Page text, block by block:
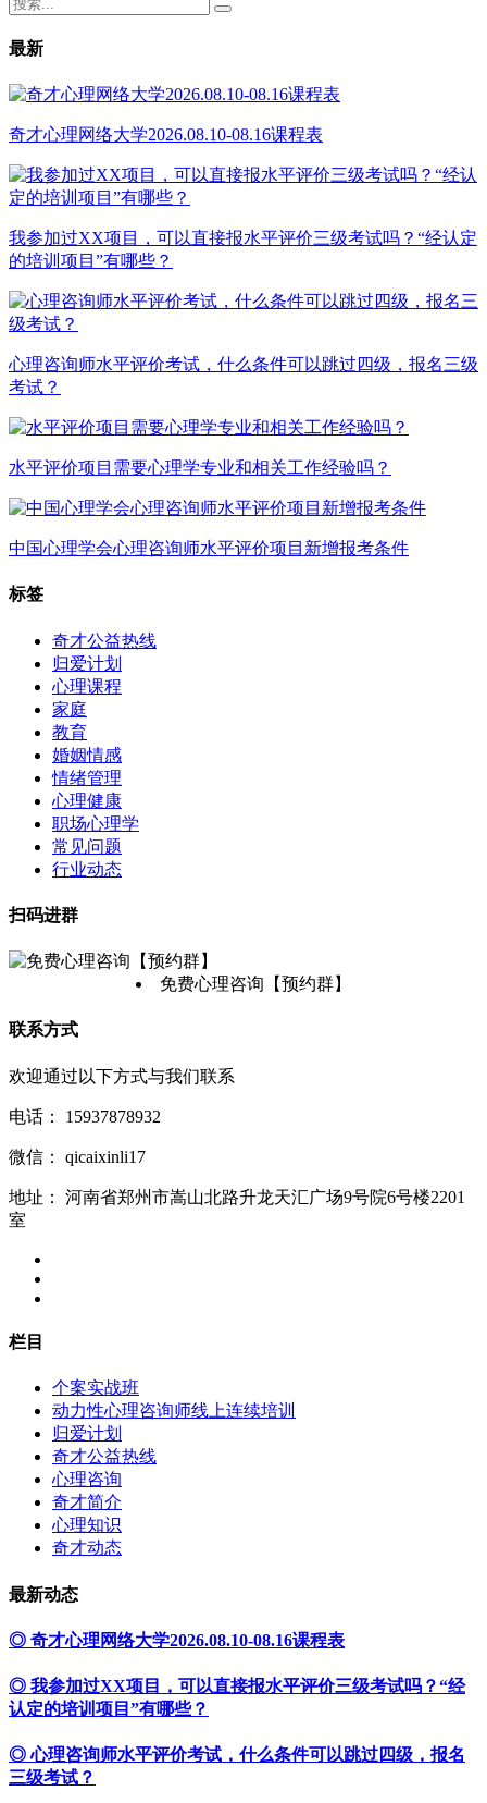
最新
奇才心理网络大学2026.08.10-08.16课程表
我参加过XX项目，可以直接报水平评价三级考试吗？“经认定
的培训项目”有哪些？
心理咨询师水平评价考试，什么条件可以跳过四级，报名三级
考试？
水平评价项目需要心理学专业和相关工作经验吗？
中国心理学会心理咨询师水平评价项目新增报考条件
标签
奇才公益热线
归爱计划
心理课程
家庭
教育
婚姻情感
情绪管理
心理健康
职场心理学
常见问题
行业动态
扫码进群
免费心理咨询【预约群】
联系方式
欢迎通过以下方式与我们联系
电话： 15937878932
微信： qicaixinli17
地址：
河南省郑州市嵩山北路升龙天汇广场9号院6号楼2201
室
栏目
个案实战班
动力性心理咨询师线上连续培训
归爱计划
奇才公益热线
心理咨询
奇才简介
心理知识
奇才动态
最新动态
◎ 奇才心理网络大学2026.08.10-08.16课程表
◎ 我参加过XX项目，可以直接报水平评价三级考试吗？“经
认定的培训项目”有哪些？
◎ 心理咨询师水平评价考试，什么条件可以跳过四级，报名
三级考试？